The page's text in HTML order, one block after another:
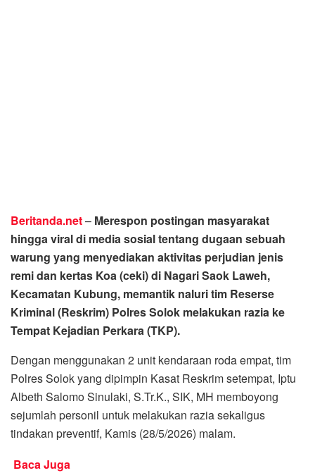
Beritanda.net– Merespon postingan masyarakat
hingga viral di media sosial tentang dugaan sebuah
warung yang menyediakan aktivitas perjudian jenis
remi dan kertas Koa (ceki) di Nagari Saok Laweh,
Kecamatan Kubung, memantik naluri tim Reserse
Kriminal (Reskrim) Polres Solok melakukan razia ke
Tempat Kejadian Perkara (TKP).
Dengan menggunakan 2 unit kendaraan roda empat, tim
Polres Solok yang dipimpin Kasat Reskrim setempat, Iptu
Albeth Salomo Sinulaki, S.Tr.K., SIK, MH memboyong
sejumlah personil untuk melakukan razia sekaligus
tindakan preventif, Kamis (28/5/2026) malam.
Baca Juga